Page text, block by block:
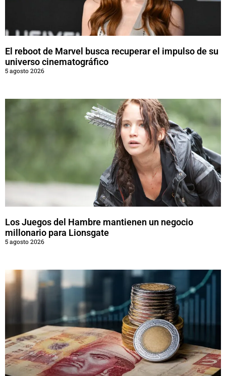
El reboot de Marvel busca recuperar el impulso de su
universo cinematográfico
5 agosto 2026
Los Juegos del Hambre mantienen un negocio
millonario para Lionsgate
5 agosto 2026